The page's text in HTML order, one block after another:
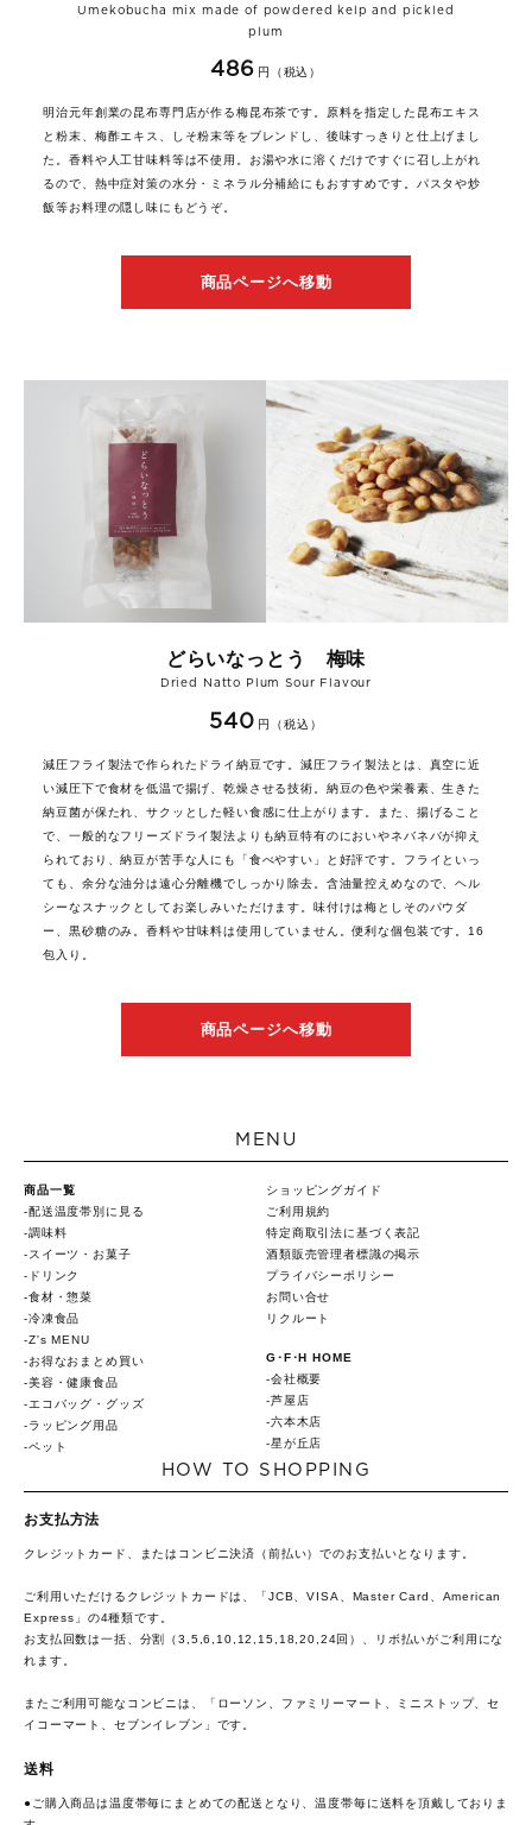
Umekobucha mix made of powdered kelp and pickled
plum
486 円（税込）
明治元年創業の昆布専門店が作る梅昆布茶です。原料を指定した昆布エキス
と粉末、梅酢エキス、しそ粉末等をブレンドし、後味すっきりと仕上げまし
た。香料や人工甘味料等は不使用。お湯や水に溶くだけですぐに召し上がれ
るので、熱中症対策の水分・ミネラル分補給にもおすすめです。パスタや炒
飯等お料理の隠し味にもどうぞ。
商品ページへ移動
どらいなっとう 梅味
Dried Natto Plum Sour Flavour
540 円（税込）
減圧フライ製法で作られたドライ納豆です。減圧フライ製法とは、真空に近
い減圧下で食材を低温で揚げ、乾燥させる技術。納豆の色や栄養素、生きた
納豆菌が保たれ、サクッとした軽い食感に仕上がります。また、揚げること
で、一般的なフリーズドライ製法よりも納豆特有のにおいやネバネバが抑え
られており、納豆が苦手な人にも「食べやすい」と好評です。フライといっ
ても、余分な油分は遠心分離機でしっかり除去。含油量控えめなので、ヘル
シーなスナックとしてお楽しみいただけます。味付けは梅としそのパウダ
ー、黒砂糖のみ。香料や甘味料は使用していません。便利な個包装です。16
包入り。
商品ページへ移動
MENU
商品一覧
配送温度帯別に見る
調味料
スイーツ・お菓子
ドリンク
食材・惣菜
冷凍食品
Z's MENU
お得なおまとめ買い
美容・健康食品
エコバッグ・グッズ
ラッピング用品
ペット
ショッピングガイド
ご利用規約
特定商取引法に基づく表記
酒類販売管理者標識の掲示
プライバシーポリシー
お問い合せ
リクルート
G･F･H HOME
会社概要
芦屋店
六本木店
星が丘店
HOW TO SHOPPING
お支払方法
クレジットカード、またはコンビニ決済（前払い）でのお支払いとなります。
ご利用いただけるクレジットカードは、「JCB、VISA、Master Card、American
Express」の4種類です。
お支払回数は一括、分割（3,5,6,10,12,15,18,20,24回）、リボ払いがご利用にな
れます。
またご利用可能なコンビニは、「ローソン、ファミリーマート、ミニストップ、セ
イコーマート、セブンイレブン」です。
送料
●ご購入商品は温度帯毎にまとめての配送となり、温度帯毎に送料を頂戴しておりま